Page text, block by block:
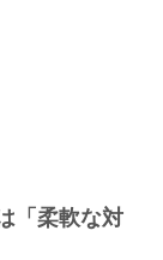
「柔軟な対